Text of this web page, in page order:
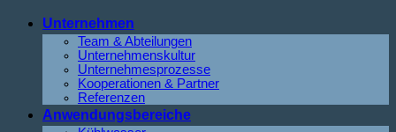
Unternehmen
Team & Abteilungen
Unternehmenskultur
Unternehmesprozesse
Kooperationen & Partner
Referenzen
Anwendungsbereiche